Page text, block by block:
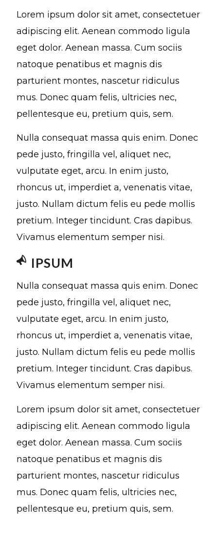
Lorem ipsum dolor sit amet, consectetuer
adipiscing elit. Aenean commodo ligula
eget dolor. Aenean massa. Cum sociis
natoque penatibus et magnis dis
parturient montes, nascetur ridiculus
mus. Donec quam felis, ultricies nec,
pellentesque eu, pretium quis, sem.
Nulla consequat massa quis enim. Donec
pede justo, fringilla vel, aliquet nec,
vulputate eget, arcu. In enim justo,
rhoncus ut, imperdiet a, venenatis vitae,
justo. Nullam dictum felis eu pede mollis
pretium. Integer tincidunt. Cras dapibus.
Vivamus elementum semper nisi.
IPSUM
Nulla consequat massa quis enim. Donec
pede justo, fringilla vel, aliquet nec,
vulputate eget, arcu. In enim justo,
rhoncus ut, imperdiet a, venenatis vitae,
justo. Nullam dictum felis eu pede mollis
pretium. Integer tincidunt. Cras dapibus.
Vivamus elementum semper nisi.
Lorem ipsum dolor sit amet, consectetuer
adipiscing elit. Aenean commodo ligula
eget dolor. Aenean massa. Cum sociis
natoque penatibus et magnis dis
parturient montes, nascetur ridiculus
mus. Donec quam felis, ultricies nec,
pellentesque eu, pretium quis, sem.